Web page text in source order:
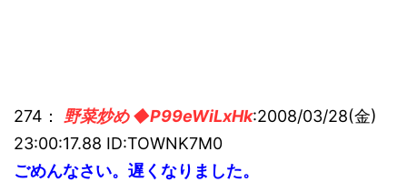
274： 野菜炒め ◆P99eWiLxHk:2008/03/28(金)
23:00:17.88 ID:TOWNK7M0
ごめんなさい。遅くなりました。